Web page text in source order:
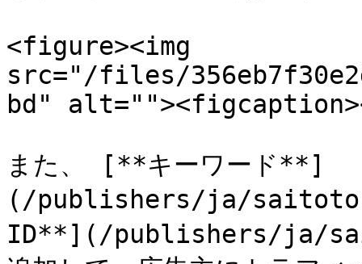
<figure><img
src="/files/
bd"
また、 [**キーワード**]
(/publishers/ja/
ID**](/publishers/ja/